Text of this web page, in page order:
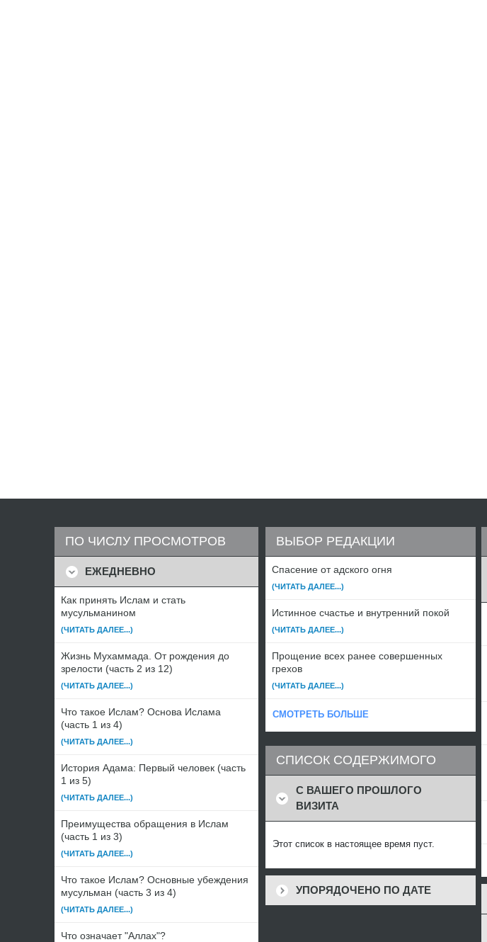
ПО ЧИСЛУ ПРОСМОТРОВ
ЕЖЕДНЕВНО
Как принять Ислам и стать
мусульманином
(ЧИТАТЬ ДАЛЕЕ...)
Жизнь Мухаммада. От рождения до
зрелости (часть 2 из 12)
(ЧИТАТЬ ДАЛЕЕ...)
Что такое Ислам? Основа Ислама
(часть 1 из 4)
(ЧИТАТЬ ДАЛЕЕ...)
История Адама: Первый человек (часть
1 из 5)
(ЧИТАТЬ ДАЛЕЕ...)
Преимущества обращения в Ислам
(часть 1 из 3)
(ЧИТАТЬ ДАЛЕЕ...)
Что такое Ислам? Основные убеждения
мусульман (часть 3 из 4)
(ЧИТАТЬ ДАЛЕЕ...)
Что означает "Аллах"?
ВЫБОР РЕДАКЦИИ
Спасение от адского огня
(ЧИТАТЬ ДАЛЕЕ...)
Истинное счастье и внутренний покой
(ЧИТАТЬ ДАЛЕЕ...)
Прощение всех ранее совершенных
грехов
(ЧИТАТЬ ДАЛЕЕ...)
СМОТРЕТЬ БОЛЬШЕ
СПИСОК СОДЕРЖИМОГО
С ВАШЕГО ПРОШЛОГО
ВИЗИТА
Этот список в настоящее время пуст.
УПОРЯДОЧЕНО ПО ДАТЕ